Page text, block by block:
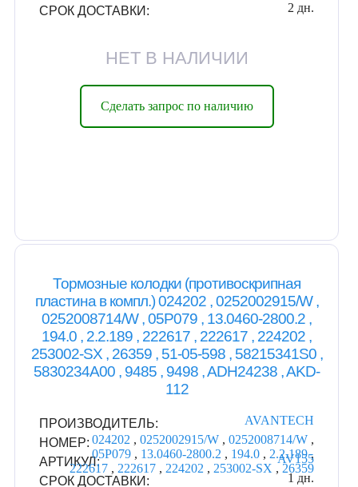
СРОК ДОСТАВКИ:
2 дн.
НЕТ В НАЛИЧИИ
Сделать запрос по наличию
Тормозные колодки (противоскрипная
пластина в компл.) 024202 , 0252002915/W ,
0252008714/W , 05P079 , 13.0460-2800.2 ,
194.0 , 2.2.189 , 222617 , 222617 , 224202 ,
253002-SX , 26359 , 51-05-598 , 58215341S0 ,
5830234A00 , 9485 , 9498 , ADH24238 , AKD-
112
ПРОИЗВОДИТЕЛЬ:
AVANTECH
НОМЕР: 024202 ,0252002915/W ,0252008714/W ,
05P079 , 13.0460-2800.2 , 194.0 , 2.2.189,
222617 , 222617 , 224202 , 253002-SX , 26359
АРТИКУЛ:
AV155
СРОК ДОСТАВКИ:
1 дн.